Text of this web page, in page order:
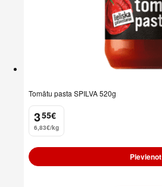
Tomātu pasta SPILVA 520g
3
. 55€
6,83€/kg
Pievienot